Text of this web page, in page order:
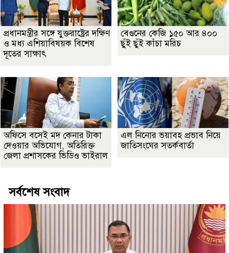
প্রধানমন্ত্রীর সঙ্গে যুক্তরাষ্ট্রের দক্ষিণ
ও মধ্য এশিয়াবিষয়ক বিশেষ
দূতের সাক্ষাৎ
বেগুনের কেজি ১৫০ আর ৪০০
ছুঁই ছুঁই কাঁচা মরিচ
অফিসে বসেই মদ কেনার টাকা
দেওয়ার অভিযোগ, অতিরিক্ত
জেলা প্রশাসকের ভিডিও ভাইরাল
এল নিনোর ভয়াবহ প্রভাব নিয়ে
জাতিসংঘের সতর্কবার্তা
সর্বশেষ সংবাদ